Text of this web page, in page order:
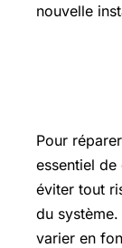
nouvelle
Pour
essentiel
éviter tout
du
varier en